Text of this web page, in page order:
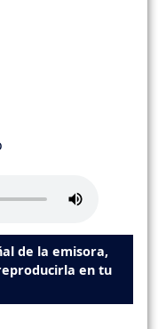
de la emisora,
en tu